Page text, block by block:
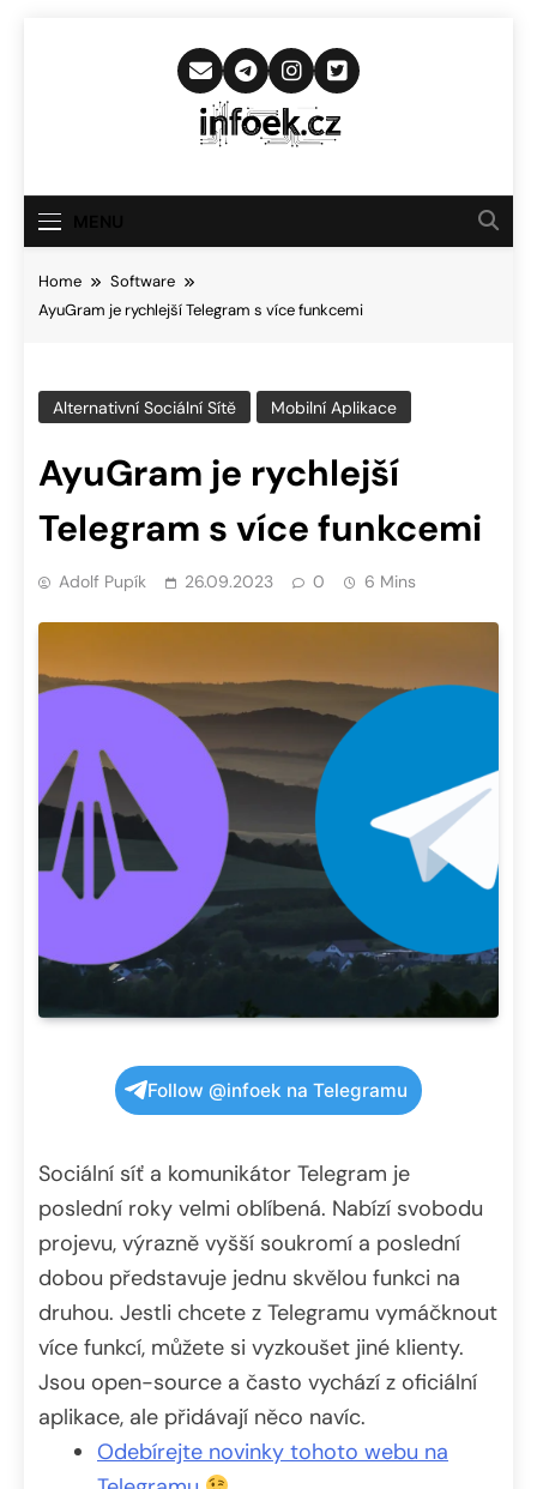
Infoek.cz
Novinkám
Home
Software
AyuGram je rychlejší Telegram s více funkcemi
Alternativní Sociální Sítě Mobilní Aplikace
AyuGram je rychlejší
Telegram s více funkcemi
Adolf Pupík 26.09.2023 0 6 Mins
Follow @infoek na Telegramu
Sociální síť a komunikátor Telegram je
poslední roky velmi oblíbená. Nabízí svobodu
projevu, výrazně vyšší soukromí a poslední
dobou představuje jednu skvělou funkci na
druhou. Jestli chcete z Telegramu vymáčknout
více funkcí, můžete si vyzkoušet jiné klienty.
Jsou open-source a často vychází z oficiální
aplikace, ale přidávají něco navíc.
Odebírejte novinky tohoto webu na